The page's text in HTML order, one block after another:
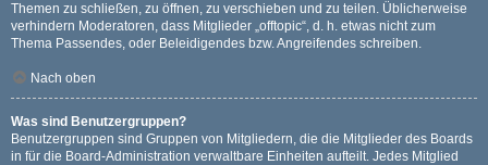
Themen zu schließen, zu öffnen, zu verschieben und zu teilen. Üblicherweise
verhindern Moderatoren, dass Mitglieder „offtopic“, d. h. etwas nicht zum
Thema Passendes, oder Beleidigendes bzw. Angreifendes schreiben.
Nach oben
Was sind Benutzergruppen?
Benutzergruppen sind Gruppen von Mitgliedern, die die Mitglieder des Boards
in für die Board-Administration verwaltbare Einheiten aufteilt. Jedes Mitglied